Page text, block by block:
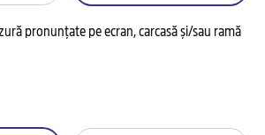
pronunțate pe ecran, carcasă și/sau ramă